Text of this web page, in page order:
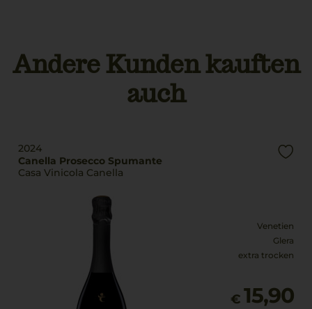
Alkoholgehalt
11,5 % Vol.
Füllmenge
0,75 L
Geschmack
Andere Kunden kauften
auch
2024
Canella Prosecco Spumante
Casa Vinicola Canella
Venetien
Glera
extra trocken
€ 15,90